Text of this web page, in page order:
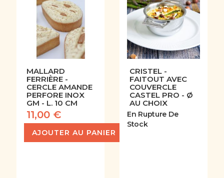
MALLARD
FERRIÈRE -
CERCLE AMANDE
PERFORE INOX
GM - L. 10 CM
11,00 €
AJOUTER AU PANIER
CRISTEL -
FAITOUT AVEC
COUVERCLE
CASTEL PRO - Ø
AU CHOIX
En Rupture De
Stock